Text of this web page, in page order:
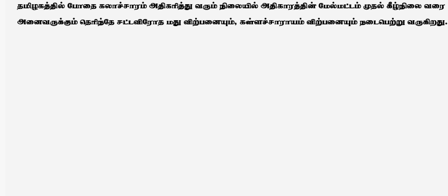
தமிழகத்தில் போதை கலாச்சாரம் அதிகரித்து வரும் நிலையில் அதிகாரத்தின் மேல்மட்டம் முதல் கீழ்நிலை வரை
அனைவருக்கும் தெரிந்தே சட்டவிரோத மது விற்பனையும், கள்ளச்சாராயம் விற்பனையும் நடைபெற்று வருகிறது.